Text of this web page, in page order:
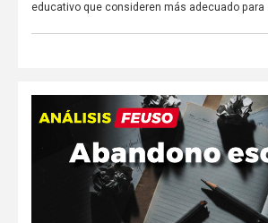
educativo que consideren más adecuado para